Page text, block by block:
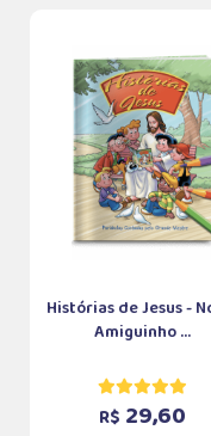
Histórias de Jesus -
Amiguinho ...
R$ 29,60